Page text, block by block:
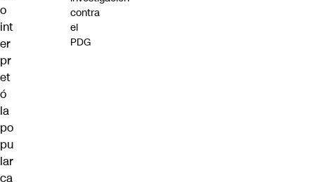
o
int
er
pr
et
ó
la
po
pu
lar
ca
contra
el
PDG